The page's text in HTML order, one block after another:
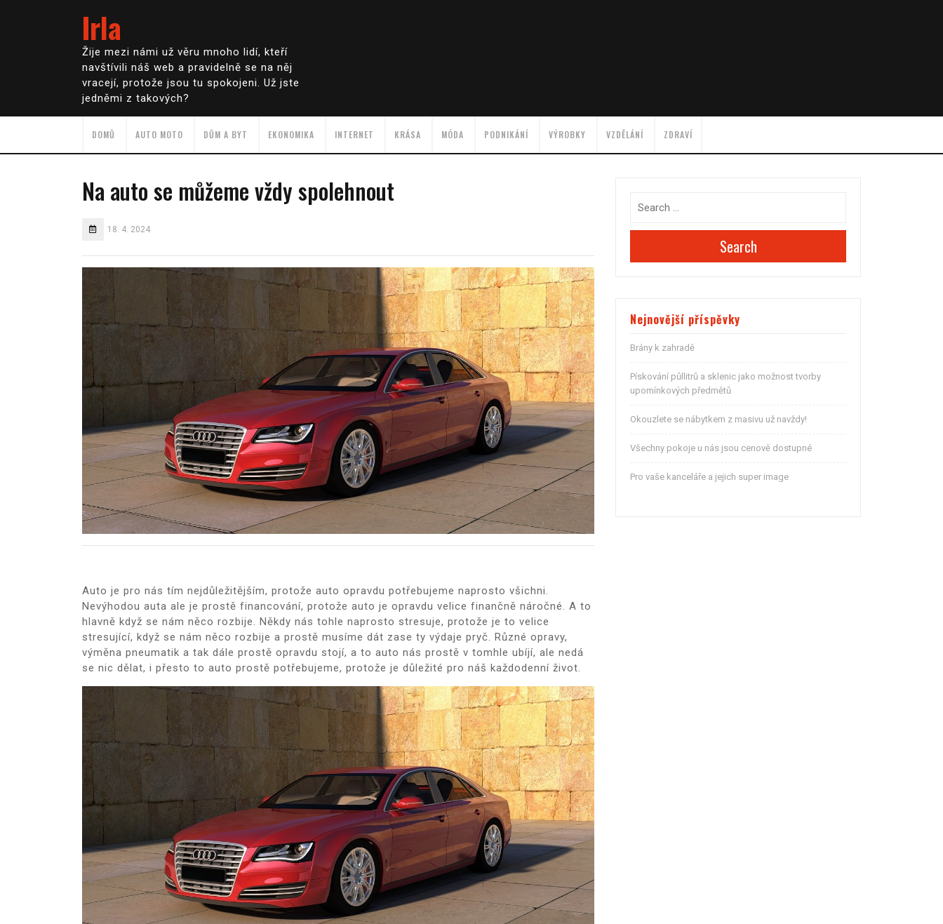
Irla
Žije mezi námi už věru mnoho lidí, kteří
navštívili náš web a pravidelně se na něj
vracejí, protože jsou tu spokojeni. Už jste
jedněmi z takových?
DOMŮ AUTO MOTO DŮM A BYT EKONOMIKA INTERNET KRÁSA MÓDA PODNIKÁNÍ VÝROBKY VZDĚLÁNÍ ZDRAVÍ
Na auto se můžeme vždy spolehnout
18. 4. 2024
Auto je pro nás tím nejdůležitějším, protože auto opravdu potřebujeme naprosto všichni.
Nevýhodou auta ale je prostě financování, protože auto je opravdu velice finančně náročné. A to
hlavně když se nám něco rozbije. Někdy nás tohle naprosto stresuje, protože je to velice
stresující, když se nám něco rozbije a prostě musíme dát zase ty výdaje pryč. Různé opravy,
výměna pneumatik a tak dále prostě opravdu stojí, a to auto nás prostě v tomhle ubíjí, ale nedá
se nic dělat, i přesto to auto prostě potřebujeme, protože je důležité pro náš každodenní život.
Search
Nejnovější příspěvky
Brány k zahradě
Pískování půllitrů a sklenic jako možnost tvorby
upomínkových předmětů
Okouzlete se nábytkem z masivu už navždy!
Všechny pokoje u nás jsou cenově dostupné
Pro vaše kanceláře a jejich super image